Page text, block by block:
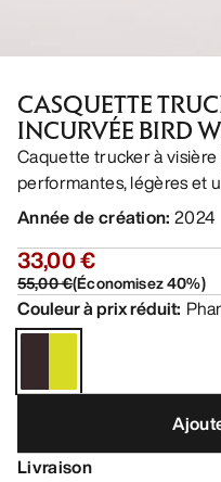
CASQUETTE
INCURVÉE BIRD
Caquette trucker à
performantes, légères et
Année de création: 2024
33,00 €
55,00 €(Économisez40%)
Couleur à prix réduit:
Livraison